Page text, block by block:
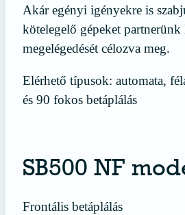
Akár egényi igényekre is
kötelegelő gépeket
megelégedését célozva meg.
Elérhető típusok: automata,
és 90 fokos betáplálás
SB500 NF
Frontális betáplálás